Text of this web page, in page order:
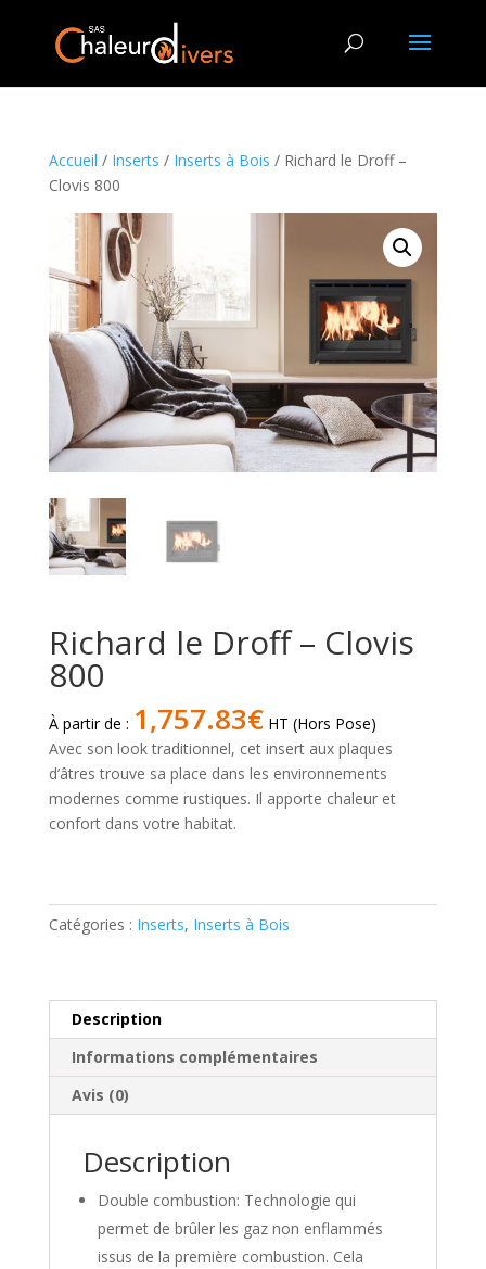
Accueil / Inserts / Inserts à Bois / Richard le Droff –
Clovis 800
Richard le Droff – Clovis
800
À partir de : 1,757.83€ HT (Hors Pose)
Avec son look traditionnel, cet insert aux plaques
d’âtres trouve sa place dans les environnements
modernes comme rustiques. Il apporte chaleur et
confort dans votre habitat.
Richard
-
Clovis
800
Catégories : Inserts, Inserts à Bois
Description
Informations complémentaires
Avis (0)
Description
Double combustion: Technologie qui
permet de brûler les gaz non enflammés
issus de la première combustion. Cela